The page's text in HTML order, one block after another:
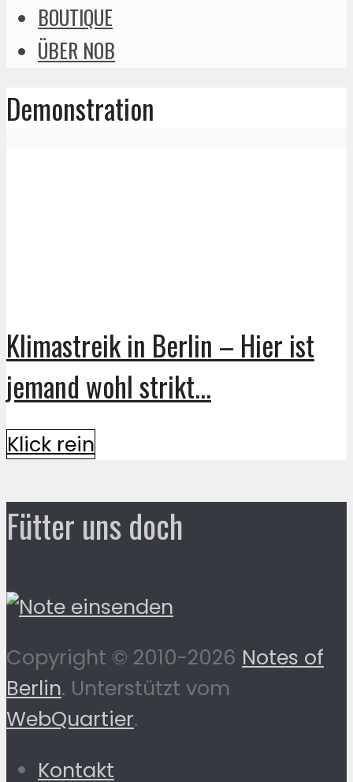
BOUTIQUE
ÜBER NOB
Demonstration
Klimastreik in Berlin – Hier ist
jemand wohl strikt...
Klick rein
Fütter uns doch
Copyright © 2010-2026 Notes of
Berlin. Unterstützt vom
WebQuartier.
Kontakt